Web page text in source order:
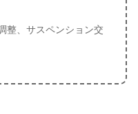
整、サスペンション交